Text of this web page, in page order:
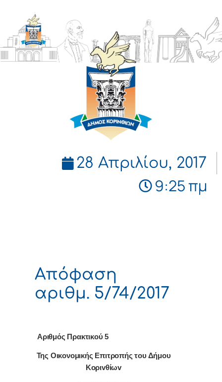
ΔΗΜΟΣ
ΚΟΡΙΝΘΙΩΝ
28 Απριλίου, 2017
9:25 πμ
Απόφαση
αριθμ. 5/74/2017
Αριθμός Πρακτικού 5
Της Οικονομικής Επιτρoπής τoυ Δήμoυ
Κoριvθίωv